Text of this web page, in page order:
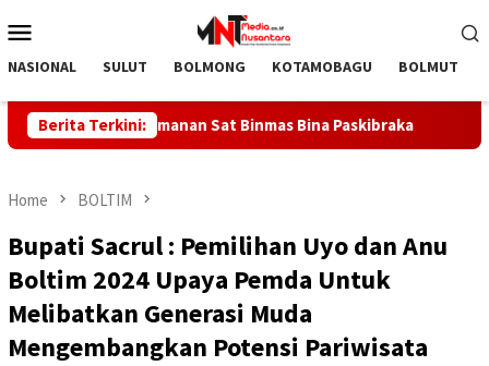
to
Menu
NASIONAL SULUT BOLMONG KOTAMOBAGU BOLMUT
Berita Terkini:
Keamanan Sat Binmas Bina Paskibraka DOLVI
Home BOLTIM
Bupati Sacrul : Pemilihan Uyo dan Anu
Boltim 2024 Upaya Pemda Untuk
Melibatkan Generasi Muda
Mengembangkan Potensi Pariwisata